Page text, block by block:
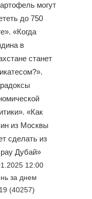
могут
до 750
«Когда
в
станет
«Как
из Москвы
сделать из
Дубай»
12:00
за днем
(40257)